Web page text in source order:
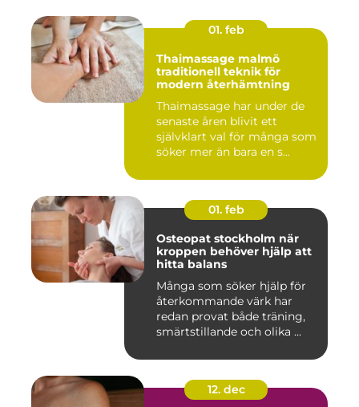
01. feb
Thaimassage malmö
traditionell teknik för
modern återhämtning
Thaimassage har under de
senaste åren blivit ett
självklart val för många som
söker mer än bara en s...
01. feb
Osteopat stockholm när
kroppen behöver hjälp att
hitta balans
Många som söker hjälp för
återkommande värk har
redan provat både träning,
smärtstillande och olika ...
12. dec